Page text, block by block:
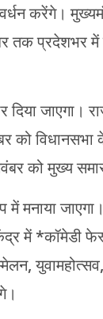
करेंगे।
तक प्रदेशभर में
जाएगा।
को
को मुख्य
मनाया
में *कॉमेडी